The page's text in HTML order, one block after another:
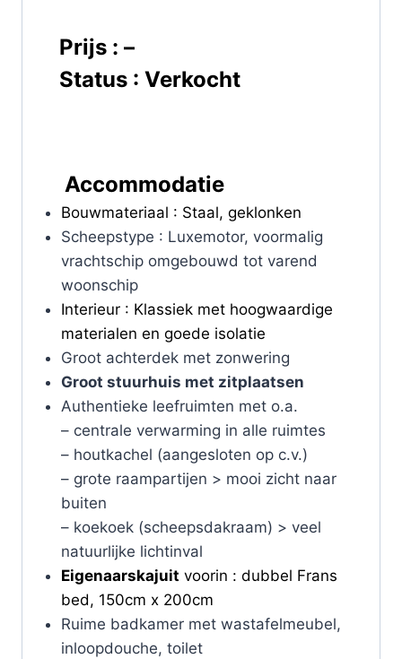
Prijs : –
Status : Verkocht
Accommodatie
Bouwmateriaal : Staal, geklonken
Scheepstype : Luxemotor, voormalig
vrachtschip omgebouwd tot varend
woonschip
Interieur : Klassiek met hoogwaardige
materialen en goede isolatie
Groot achterdek met zonwering
Groot stuurhuis met zitplaatsen
Authentieke leefruimten met o.a.
– centrale verwarming in alle ruimtes
– houtkachel (aangesloten op c.v.)
– grote raampartijen > mooi zicht naar
buiten
– koekoek (scheepsdakraam) > veel
natuurlijke lichtinval
Eigenaarskajuit voorin : dubbel Frans
bed, 150cm x 200cm
Ruime badkamer met wastafelmeubel,
inloopdouche, toilet